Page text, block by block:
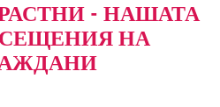
- НАШАТА
НА